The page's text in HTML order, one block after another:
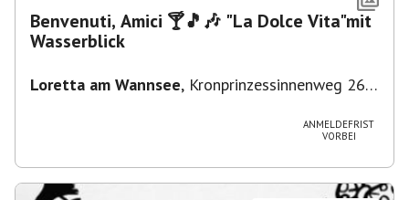
Benvenuti, Amici 🍸🎵🎶 "La Dolce Vita"mit
Wasserblick
Loretta am Wannsee, Kronprinzessinnenweg 260,
ANMELDEFRIST
VORBEI